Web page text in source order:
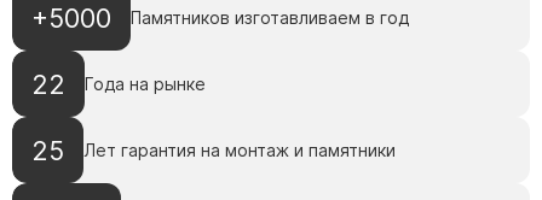
Памятники женщине
+5000 Памятников изготавливаем в год
22 Года на рынке
25 Лет гарантия на монтаж и памятники